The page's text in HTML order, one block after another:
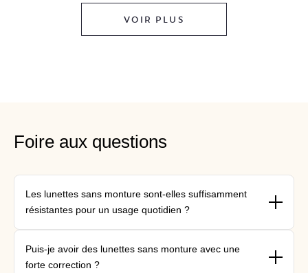
VOIR PLUS
Foire aux questions
Les lunettes sans monture sont-elles suffisamment
résistantes pour un usage quotidien ?
{"type"=>"root", "children"=>[{"type"=>"paragraph", "children"=>
[{"type"=>"text", "value"=>"\nOui. montures modernes sans
contour montures titane bêta et d'alliages à mémoire de forme
Puis-je avoir des lunettes sans monture avec une
forte correction ?